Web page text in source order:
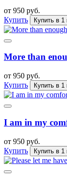
от 950 руб.
Купить
Купить в 1
More than
от 950 руб.
Купить
Купить в 1
I am in my
от 950 руб.
Купить
Купить в 1